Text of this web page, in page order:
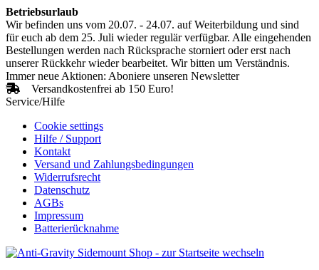
Betriebsurlaub
Wir befinden uns vom 20.07. - 24.07. auf Weiterbildung und sind
für euch ab dem 25. Juli wieder regulär verfügbar. Alle eingehenden
Bestellungen werden nach Rücksprache storniert oder erst nach
unserer Rückkehr wieder bearbeitet. Wir bitten um Verständnis.
Immer neue Aktionen: Aboniere unseren Newsletter
Versandkostenfrei ab 150 Euro!
Service/Hilfe
Cookie settings
Hilfe / Support
Kontakt
Versand und Zahlungsbedingungen
Widerrufsrecht
Datenschutz
AGBs
Impressum
Batterierücknahme